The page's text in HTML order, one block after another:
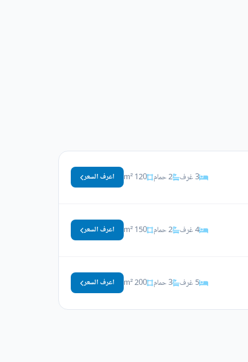
3 غرف 2 حمام 120 m² اعرف السعر
4 غرف 2 حمام 150 m² اعرف السعر
5 غرف 3 حمام 200 m² اعرف السعر